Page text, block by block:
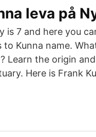
leva på
is 7 and here you
to Kunna name.
Learn the origin
Here is Frank